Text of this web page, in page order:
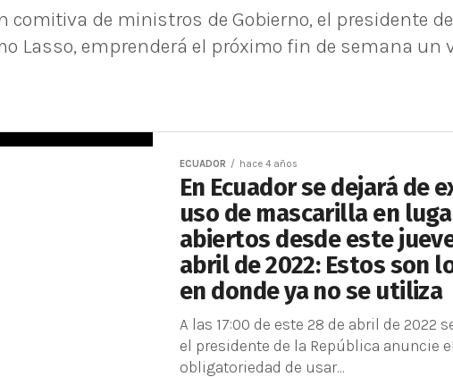
comitiva de ministros de Gobierno, el presidente
Lasso, emprenderá el próximo fin de semana un
ECUADOR hace 4 años
En Ecuador se dejará de
uso de mascarilla en
abiertos desde este
abril de 2022: Estos son
en donde ya no se utiliza
A las 17:00 de este 28 de abril de 2022
el presidente de la República anuncie
obligatoriedad de usar...